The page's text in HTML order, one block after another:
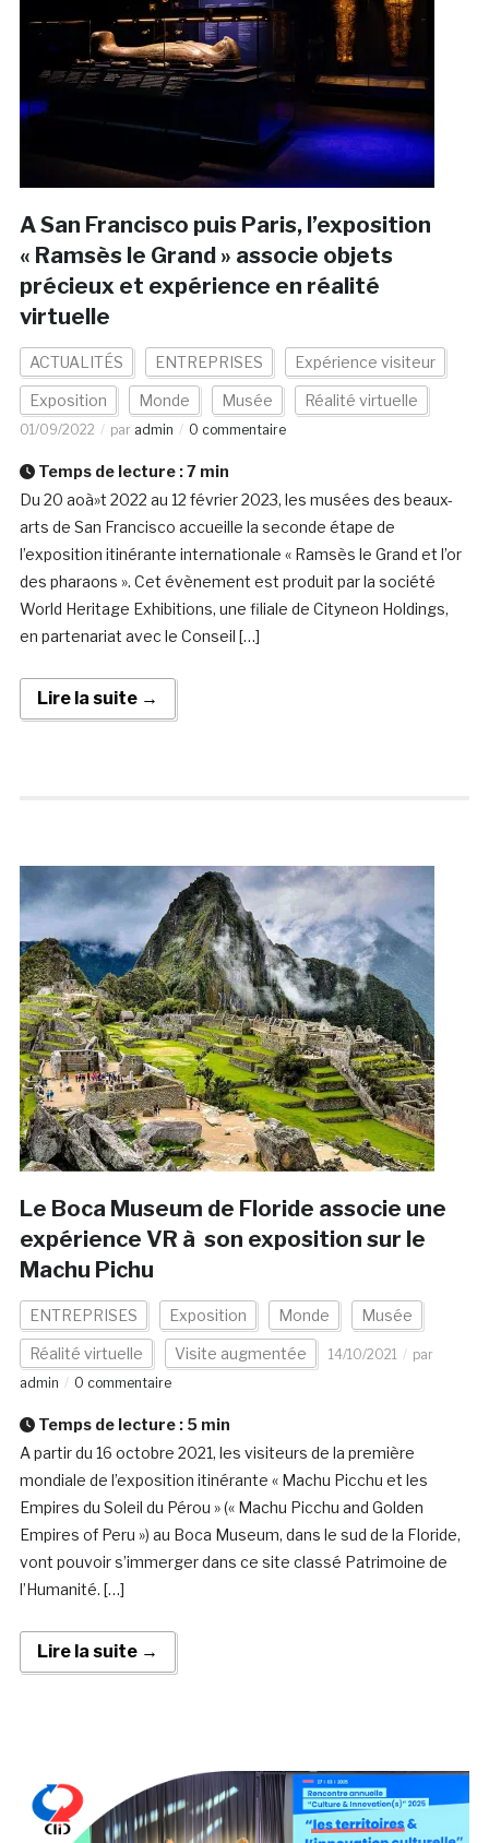
A San Francisco puis Paris, l’exposition
« Ramsès le Grand » associe objets
précieux et expérience en réalité
virtuelle
ACTUALITÉS ENTREPRISES Expérience visiteur
Exposition Monde Musée Réalité virtuelle
01/09/2022 par admin 0 commentaire
Temps de lecture :7 min
Du 20 aoà»t 2022 au 12 février 2023, les musées des beaux-
arts de San Francisco accueille la seconde étape de
l’exposition itinérante internationale « Ramsès le Grand et l’or
des pharaons ». Cet évènement est produit par la société
World Heritage Exhibitions, une filiale de Cityneon Holdings,
en partenariat avec le Conseil […]
Lire la suite →
Le Boca Museum de Floride associe une
expérience VR à son exposition sur le
Machu Pichu
ENTREPRISES Exposition Monde Musée
Réalité virtuelle Visite augmentée 14/10/2021
par
admin
0 commentaire
Temps de lecture : 5 min
A partir du 16 octobre 2021, les visiteurs de la première
mondiale de l’exposition itinérante « Machu Picchu et les
Empires du Soleil du Pérou » (« Machu Picchu and Golden
Empires of Peru ») au Boca Museum, dans le sud de la Floride,
vont pouvoir s’immerger dans ce site classé Patrimoine de
l’Humanité. […]
Lire la suite →